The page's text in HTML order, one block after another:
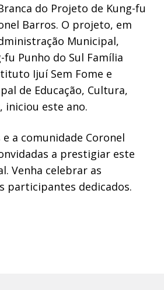
do Projeto de Kung-fu
Barros. O projeto, em
Municipal,
Punho do Sul Família
Ijuí Sem Fome e
de Educação, Cultura,
iniciou este ano.
a comunidade Coronel
a prestigiar este
Venha celebrar as
participantes dedicados.